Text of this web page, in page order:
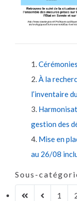
À la
l’inventaire
gestion des
Mise en
au 26/08
Sous-
1